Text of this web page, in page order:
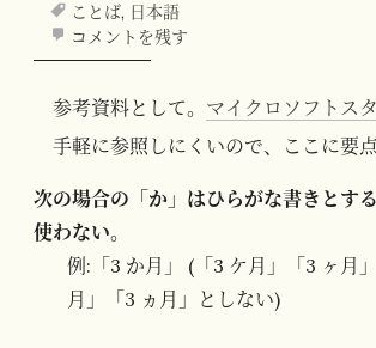
ことば, 日本語
コメントを残す
参考資料として。 マイクロソフトス
手軽に参照しにくいので、ここに要点
次の場合の「か」はひらがな書きとす
使わない。
例:「3 か月」 (「3 ケ月」「3 ヶ月
月」「3 ヵ月」としない)